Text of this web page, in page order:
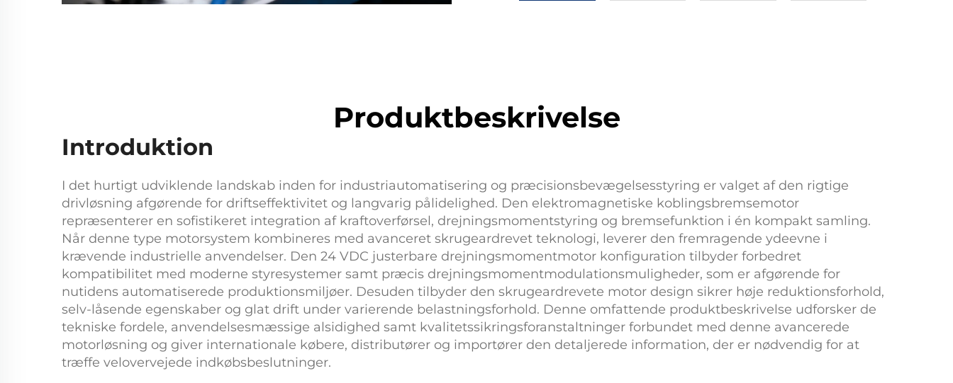
Produktbeskrivelse
Introduktion
I det hurtigt udviklende landskab inden for industriautomatisering og præcisionsbevægelsesstyring er valget af den rigtige
drivløsning afgørende for driftseffektivitet og langvarig pålidelighed. Den elektromagnetiske koblingsbremsemotor
repræsenterer en sofistikeret integration af kraftoverførsel, drejningsmomentstyring og bremsefunktion i én kompakt samling.
Når denne type motorsystem kombineres med avanceret skrugeardrevet teknologi, leverer den fremragende ydeevne i
krævende industrielle anvendelser. Den 24 VDC justerbare drejningsmomentmotor konfiguration tilbyder forbedret
kompatibilitet med moderne styresystemer samt præcis drejningsmomentmodulationsmuligheder, som er afgørende for
nutidens automatiserede produktionsmiljøer. Desuden tilbyder den skrugeardrevete motor design sikrer høje reduktionsforhold,
selv-låsende egenskaber og glat drift under varierende belastningsforhold. Denne omfattende produktbeskrivelse udforsker de
tekniske fordele, anvendelsesmæssige alsidighed samt kvalitetssikringsforanstaltninger forbundet med denne avancerede
motorløsning og giver internationale købere, distributører og importører den detaljerede information, der er nødvendig for at
træffe velovervejede indkøbsbeslutninger.